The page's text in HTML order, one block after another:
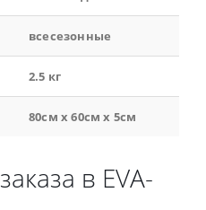
всесезонные
2.5 кг
80см x 60см x 5см
в EVA-